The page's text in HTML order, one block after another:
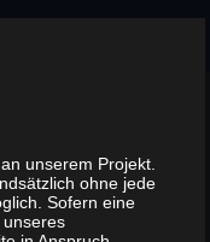
unserem Projekt.
ohne jede
Sofern eine